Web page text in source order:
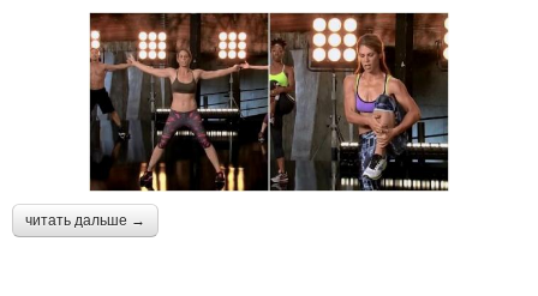
читать дальше →